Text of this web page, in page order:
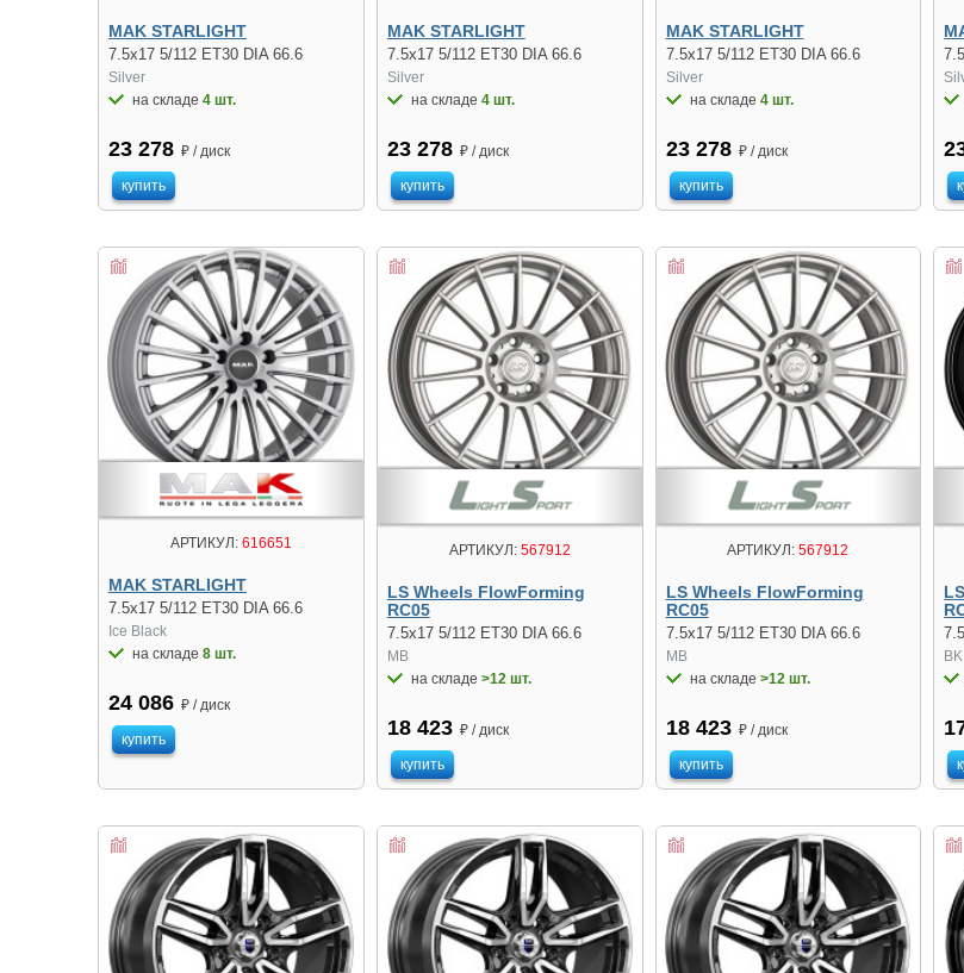
MAK STARLIGHT
7.5x17 5/112 ET30 DIA 66.6
Silver
на складе 4 шт.
23 278 ₽ / диск
купить
MAK STARLIGHT
7.5x17 5/112 ET30 DIA 66.6
Silver
на складе 4 шт.
23 278 ₽ / диск
купить
MAK STARLIGHT
7.5x17 5/112 ET30 DIA 66.6
Silver
на складе 4 шт.
23 278 ₽ / диск
купить
АРТИКУЛ:616651
MAK STARLIGHT
7.5x17 5/112 ET30 DIA 66.6
Ice Black
на складе 8 шт.
24 086 ₽ / диск
купить
АРТИКУЛ:567912
LS Wheels FlowForming
RC05
7.5x17 5/112 ET30 DIA 66.6
MB
на складе >12 шт.
18 423 ₽ / диск
купить
АРТИКУЛ: 567912
LS Wheels FlowForming
RC05
7.5x17 5/112 ET30 DIA 66.6
MB
на складе >12 шт.
18 423 ₽ / диск
купить
BK